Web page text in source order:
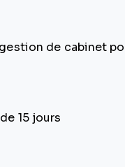
de cabinet
15 jours